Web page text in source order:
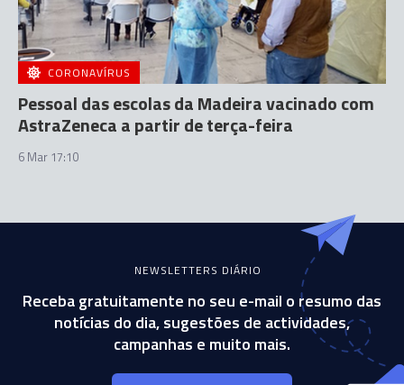
CORONAVÍRUS
Pessoal das escolas da Madeira vacinado com
AstraZeneca a partir de terça-feira
6 Mar 17:10
NEWSLETTERS DIÁRIO
Receba gratuitamente no seu e-mail o resumo das
notícias do dia, sugestões de actividades,
campanhas e muito mais.